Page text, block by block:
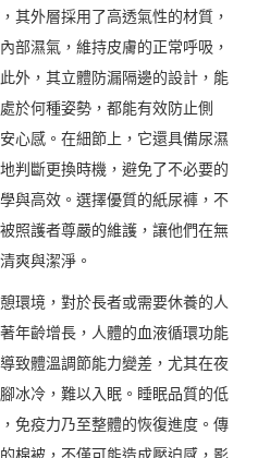
其外層採用了高透氣性的材質，
部濕氣，維持皮膚的正常呼吸，
外，其立體防漏隔邊的設計，能
於何種姿勢，都能有效防止側
心感。在細節上，它還具備尿濕
判斷更換時機，避免了不必要的
與高效。選擇優質的紙尿褲，不
照護者尊嚴的維護，讓他們在無
爽與潔淨。
環境，對於長者或需要休養的人
年齡增長，人體的血液循環功能
致體溫調節能力變差，尤其在夜
冰冷，難以入眠。睡眠品質的低
免疫力乃至整體的恢復進度。傳